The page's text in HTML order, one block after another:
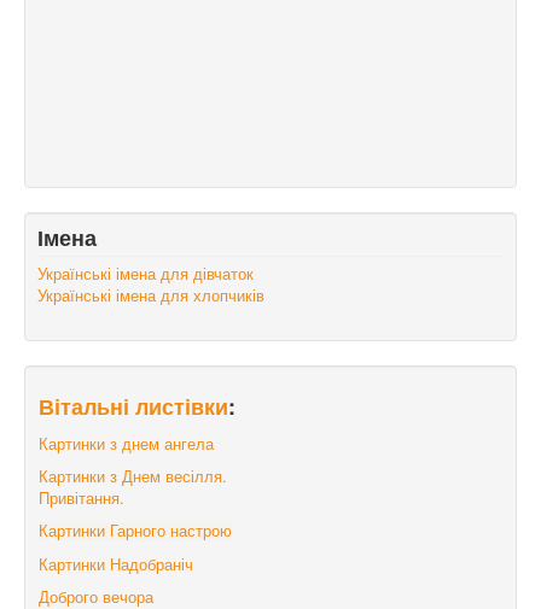
Імена
Українські імена для дівчаток
Українські імена для хлопчиків
Вітальні листівки:
Картинки з днем ангела
Картинки з Днем весілля.
Привітання.
Картинки Гарного настрою
Картинки Надобраніч
Доброго вечора